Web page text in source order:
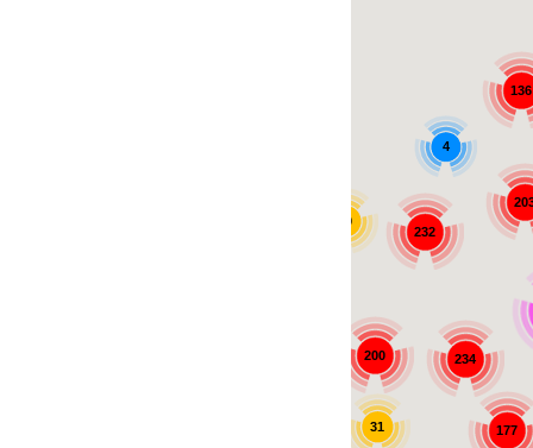
29
234
136
200
232
177
4
31